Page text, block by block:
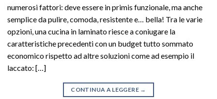
numerosi fattori: deve essere in primis funzionale, ma anche
semplice da pulire, comoda, resistente e… bella! Tra le varie
opzioni, una cucina in laminato riesce a coniugare la
caratteristiche precedenti con un budget tutto sommato
economico rispetto ad altre soluzioni come ad esempio il
laccato: […]
CONTINUA A LEGGERE →